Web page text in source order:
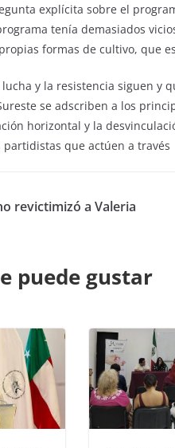
explícita sobre el
tenía demasiados
formas de cultivo, que
y la resistencia siguen y
se adscriben a los
horizontal y la
que actúen a través
revictimizó a Valeria
puede gustar